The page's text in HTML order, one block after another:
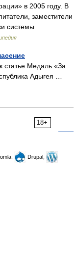
в 2005 году. В
заместители
системы
Медаль «За
Адыгея …
18+
Drupal,